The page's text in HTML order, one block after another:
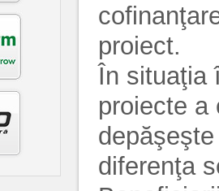
proiect.
În situaţia
proiecte a
diferenţa